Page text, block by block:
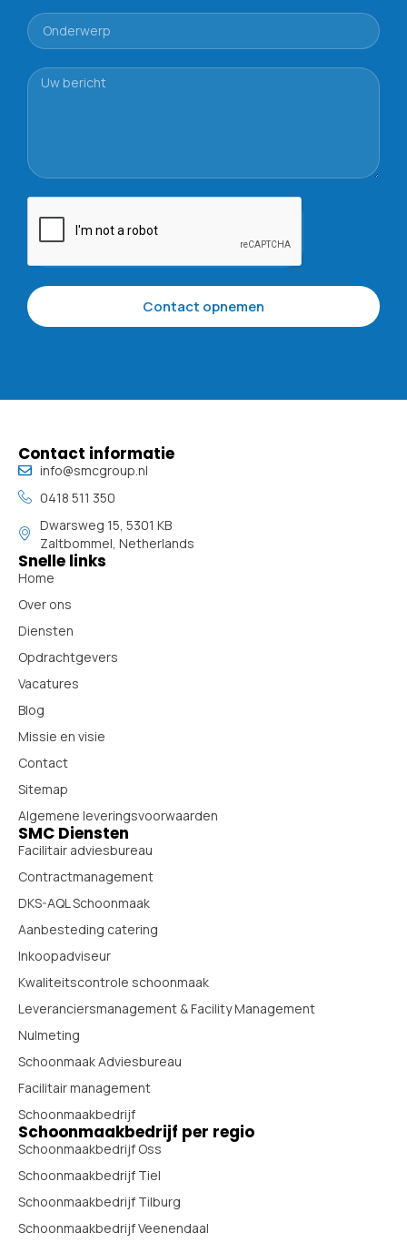
Contact opnemen
Contact informatie
info@smcgroup.nl
0418 511 350
Dwarsweg 15, 5301 KB
Zaltbommel, Netherlands
Snelle links
Home
Over ons
Diensten
Opdrachtgevers
Vacatures
Blog
Missie en visie
Contact
Sitemap
Algemene leveringsvoorwaarden
SMC Diensten
Facilitair adviesbureau
Contractmanagement
DKS-AQL Schoonmaak
Aanbesteding catering
Inkoopadviseur
Kwaliteitscontrole schoonmaak
Leveranciersmanagement & Facility Management
Nulmeting
Schoonmaak Adviesbureau
Facilitair management
Schoonmaakbedrijf
Schoonmaakbedrijf per regio
Schoonmaakbedrijf Oss
Schoonmaakbedrijf Tiel
Schoonmaakbedrijf Tilburg
Schoonmaakbedrijf Veenendaal